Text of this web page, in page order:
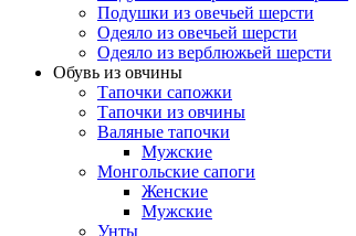
Подушки из овечьей шерсти
Одеяло из овечьей шерсти
Одеяло из верблюжьей шерсти
Обувь из овчины
Тапочки сапожки
Тапочки из овчины
Валяные тапочки
Мужские
Монгольские сапоги
Женские
Мужские
Унты